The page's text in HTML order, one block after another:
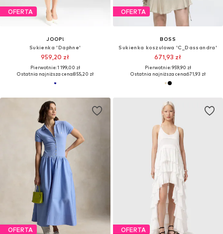
OFERTA
JOOP!
Sukienka 'Daphne'
959,20 zł
Pierwotnie: 1 199,00 zł
Ostatnia najniższa cena:855,20 zł
OFERTA
BOSS
Sukienka koszulowa 'C_Dassandra'
671,93 zł
Pierwotnie: 959,90 zł
Ostatnia najniższa cena:671,93 zł
OFERTA OFERTA